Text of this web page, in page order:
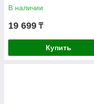
В наличии
19 699 ₸
Купить